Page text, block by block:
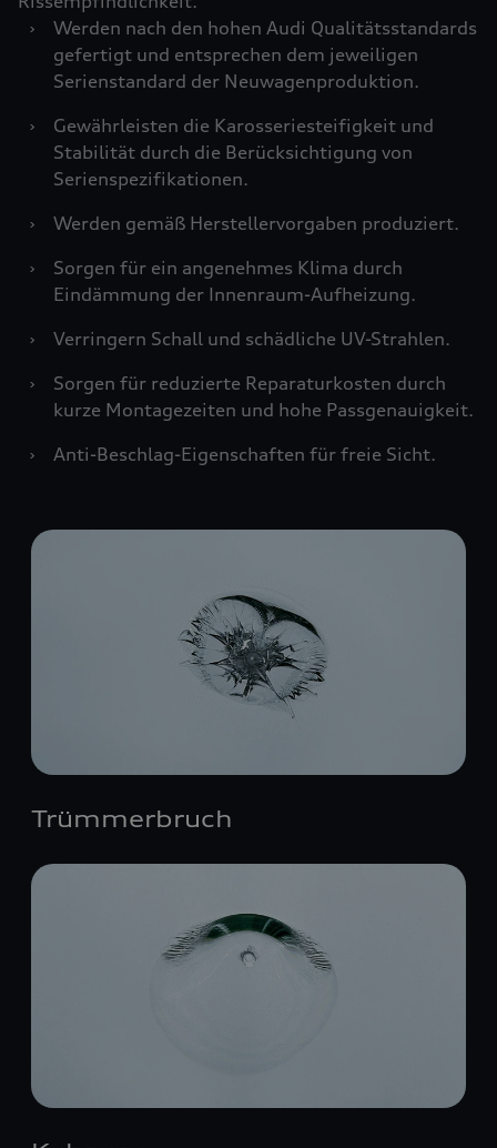
›
Werden nach den hohen Audi Qualitätsstandards
gefertigt und entsprechen dem jeweiligen
Serienstandard der Neuwagenproduktion.
›
Gewährleisten die Karosseriesteifigkeit und
Stabilität durch die Berücksichtigung von
Serienspezifikationen.
›
Werden gemäß Herstellervorgaben produziert.
›
Sorgen für ein angenehmes Klima durch
Eindämmung der Innenraum-Aufheizung.
›
Verringern Schall und schädliche UV-Strahlen.
›
Sorgen für reduzierte Reparaturkosten durch
kurze Montagezeiten und hohe Passgenauigkeit.
›
Anti-Beschlag-Eigenschaften für freie Sicht.
Trümmerbruch